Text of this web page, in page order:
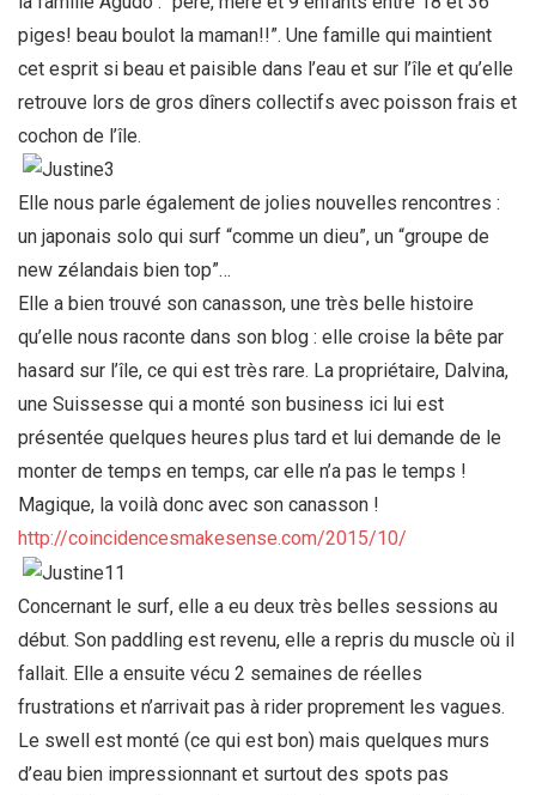
piges! beau boulot la maman!!”. Une famille qui maintient
cet esprit si beau et paisible dans l’eau et sur l’île et qu’elle
retrouve lors de gros dîners collectifs avec poisson frais et
cochon de l’île.
Elle nous parle également de jolies nouvelles rencontres :
un japonais solo qui surf “comme un dieu”, un “groupe de
new zélandais bien top”…
Elle a bien trouvé son canasson, une très belle histoire
qu’elle nous raconte dans son blog : elle croise la bête par
hasard sur l’île, ce qui est très rare. La propriétaire, Dalvina,
une Suissesse qui a monté son business ici lui est
présentée quelques heures plus tard et lui demande de le
monter de temps en temps, car elle n’a pas le temps !
Magique, la voilà donc avec son canasson !
http://coincidencesmakesense.com/2015/10/
Concernant le surf, elle a eu deux très belles sessions au
début. Son paddling est revenu, elle a repris du muscle où il
fallait. Elle a ensuite vécu 2 semaines de réelles
frustrations et n’arrivait pas à rider proprement les vagues.
Le swell est monté (ce qui est bon) mais quelques murs
d’eau bien impressionnant et surtout des spots pas